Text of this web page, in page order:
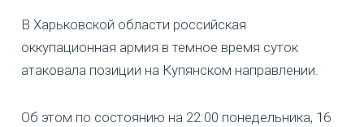
В Харьковской области российская
оккупационная армия в темное время суток
атаковала позиции на Купянском направлении.
Об этом по состоянию на 22:00 понедельника, 16